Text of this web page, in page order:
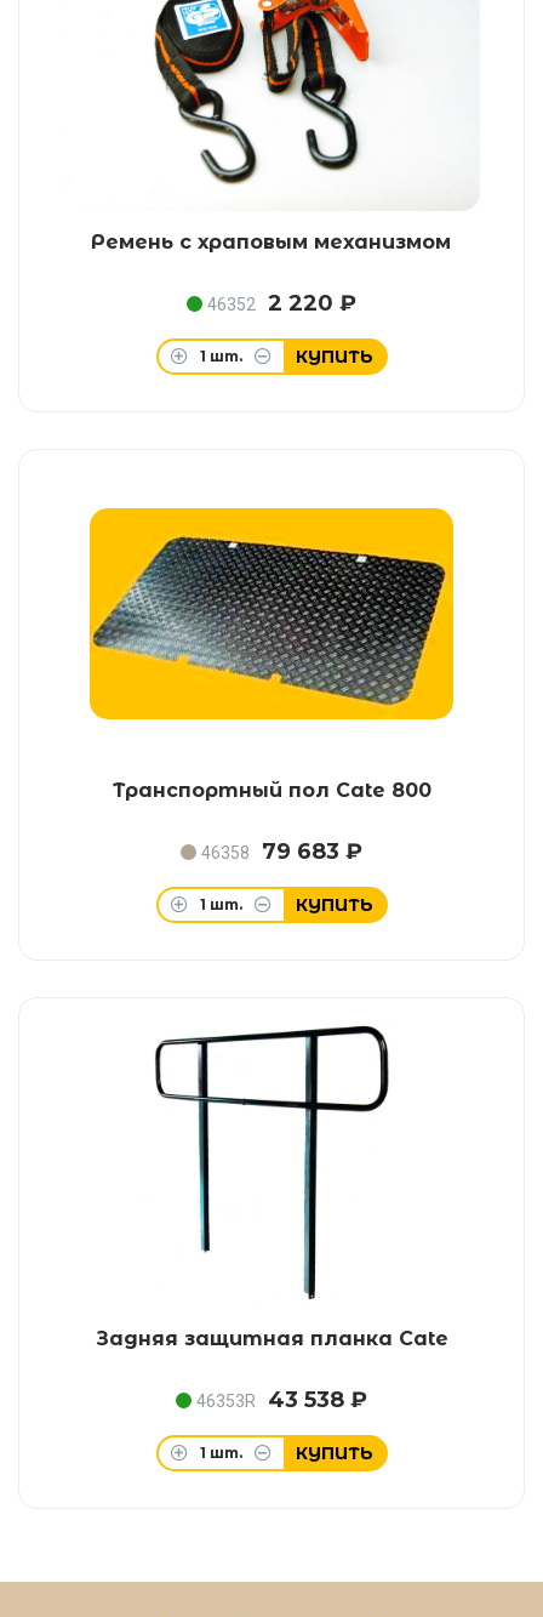
Ремень с храповым механизмом
46352 2 220 ₽
1 шт. КУПИТЬ
Транспортный пол Cate 800
46358 79 683 ₽
1 шт. КУПИТЬ
Задняя защитная планка Cate
46353R 43 538 ₽
1 шт. КУПИТЬ